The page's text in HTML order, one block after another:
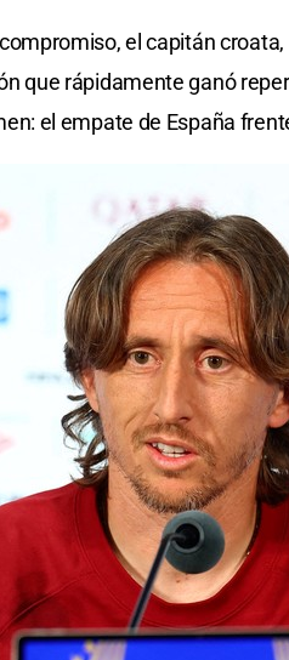
el capitán
que rápidamente ganó
el empate de España